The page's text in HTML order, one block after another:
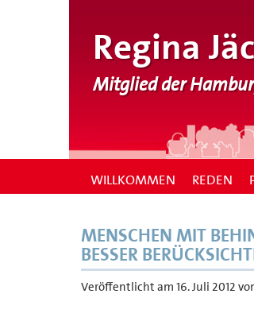
Regina
Mitglied der
WILLKOMMEN REDEN
MENSCHEN MIT
BESSER
Veröffentlicht am 16. Juli 2012